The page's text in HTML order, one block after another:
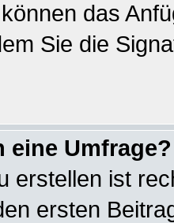
das
Sie die
eine Umfrage?
erstellen ist
ersten